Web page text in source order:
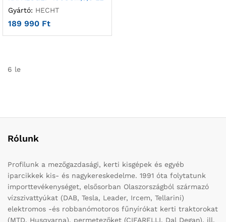
Gyártó: HECHT
189 990 Ft
6 le
Rólunk
Profilunk a mezőgazdasági, kerti kisgépek és egyéb
iparcikkek kis- és nagykereskedelme. 1991 óta folytatunk
importtevékenységet, elsősorban Olaszországból származó
vízszivattyúkat (DAB, Tesla, Leader, Ircem, Tellarini)
elektromos -és robbanómotoros fűnyírókat kerti traktorokat
(MTD, Husqvarna), permetezőket (CIFARELLI, Dal Degan), ill.